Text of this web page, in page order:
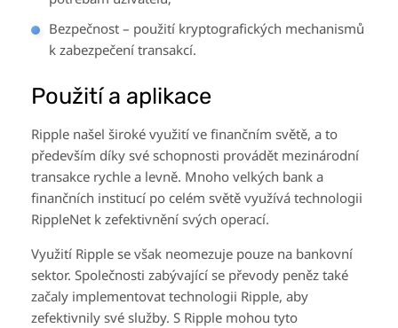
Bezpečnost – použití kryptografických mechanismů
k zabezpečení transakcí.
Použití a aplikace
Ripple našel široké využití ve finančním světě, a to
především díky své schopnosti provádět mezinárodní
transakce rychle a levně. Mnoho velkých bank a
finančních institucí po celém světě využívá technologii
RippleNet k zefektivnění svých operací.
Využití Ripple se však neomezuje pouze na bankovní
sektor. Společnosti zabývající se převody peněz také
začaly implementovat technologii Ripple, aby
zefektivnily své služby. S Ripple mohou tyto